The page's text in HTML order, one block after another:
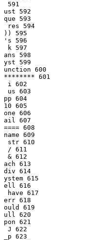
591
ust 592
que 593
res 594
)) 595
's 596
k 597
ans 598
yst 599
unction 600
******** 601
i 602
us 603
pp 604
10 605
one 606
ail 607
==== 608
name 609
str 610
/ 611
& 612
ach 613
div 614
ystem 615
ell 616
have 617
err 618
ould 619
ull 620
pon 621
J 622
_p 623